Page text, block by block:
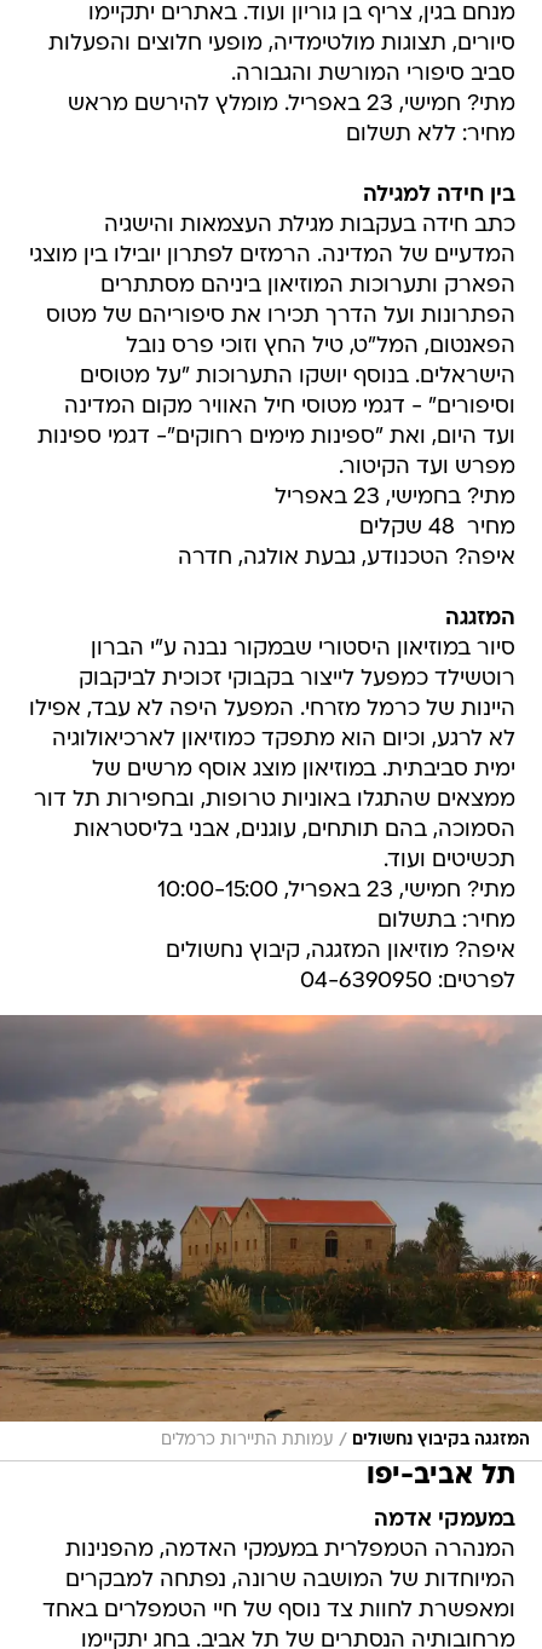
מנחם בגין, צריף בן גוריון ועוד. באתרים יתקיימו
סיורים, תצוגות מולטימדיה, מופעי חלוצים והפעלות
סביב סיפורי המורשת והגבורה.
מתי? חמישי, 23 באפריל. מומלץ להירשם מראש
מחיר: ללא תשלום
בין חידה למגילה
כתב חידה בעקבות מגילת העצמאות והישגיה
המדעיים של המדינה. הרמזים לפתרון יובילו בין מוצגי
הפארק ותערוכות המוזיאון ביניהם מסתתרים
הפתרונות ועל הדרך תכירו את סיפוריהם של מטוס
הפאנטום, המל"ט, טיל החץ וזוכי פרס נובל
הישראלים. בנוסף יושקו התערוכות "על מטוסים
וסיפורים" - דגמי מטוסי חיל האוויר מקום המדינה
ועד היום, ואת "ספינות מימים רחוקים"- דגמי ספינות
מפרש ועד הקיטור.
מתי? בחמישי, 23 באפריל
מחיר  48 שקלים
איפה? הטכנודע, גבעת אולגה, חדרה
המזגגה
סיור במוזיאון היסטורי שבמקור נבנה ע"י הברון
רוטשילד כמפעל לייצור בקבוקי זכוכית לביקבוק
היינות של כרמל מזרחי. המפעל היפה לא עבד, אפילו
לא לרגע, וכיום הוא מתפקד כמוזיאון לארכיאולוגיה
ימית סביבתית. במוזיאון מוצג אוסף מרשים של
ממצאים שהתגלו באוניות טרופות, ובחפירות תל דור
הסמוכה, בהם תותחים, עוגנים, אבני בליסטראות
תכשיטים ועוד.
מתי? חמישי, 23 באפריל, 10:00-15:00
מחיר: בתשלום
איפה? מוזיאון המזגגה, קיבוץ נחשולים
לפרטים: 04-6390950
המזגגה בקיבוץ נחשולים / עמותת התיירות כרמלים
תל אביב-יפו
במעמקי אדמה
המנהרה הטמפלרית במעמקי האדמה, מהפנינות
המיוחדות של המושבה שרונה, נפתחה למבקרים
ומאפשרת לחוות צד נוסף של חיי הטמפלרים באחד
מרחובותיה הנסתרים של תל אביב. בחג יתקיימו